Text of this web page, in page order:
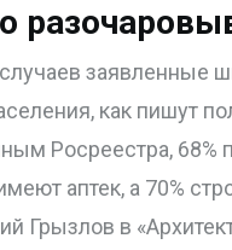
заявленные
как пишут
Росреестра, 68%
аптек, а 70%
Грызлов в